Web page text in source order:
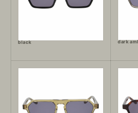
black dark